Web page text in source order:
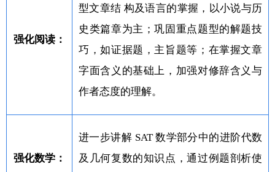
强化阅读：
型文章结 构及语言的掌握，以小说与历
史类篇章为主；巩固重点题型的解题技
巧，如证据题，主旨题等；在掌握文章
字面含义的基础上，加强对修辞含义与
作者态度的理解。
强化数学：
进一步讲解 SAT 数学部分中的进阶代数
及几何复数的知识点，通过例题剖析使